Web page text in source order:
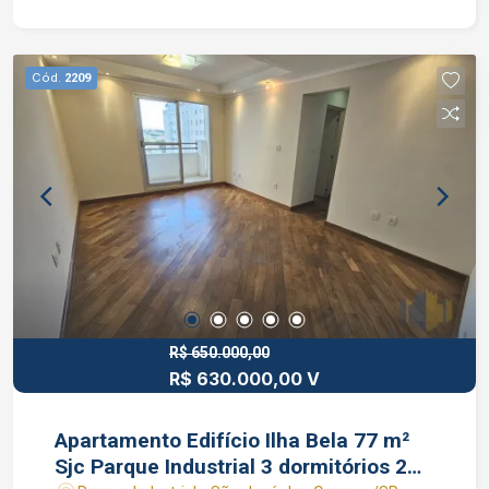
Interessados falar com corretor de imóveis João
Ferreira CRECI 234.934 F WhatsApp (12) 99668-
3140
Cód. 2209
R$ 650.000,00
R$ 630.000,00 V
Apartamento Edifício Ilha Bela 77 m²
Sjc Parque Industrial 3 dormitórios 2